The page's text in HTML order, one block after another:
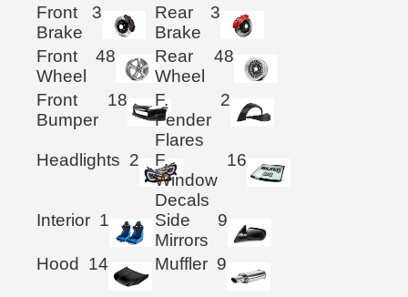
Front
Brake
3
Rear
Brake
3
Front
Wheel
48
Rear
Wheel
48
Front
Bumper
18
F.
Fender
Flares
2
Headlights 2
F.
Window
Decals
16
Interior 1
Side
Mirrors
9
Hood 14 Muffler 9